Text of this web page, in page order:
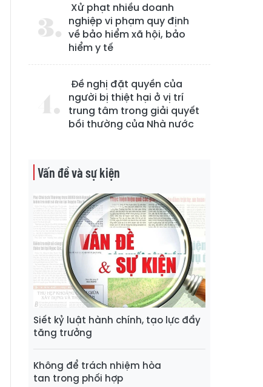
Xử phạt nhiều doanh
nghiệp vi phạm quy định
về bảo hiểm xã hội, bảo
hiểm y tế
Đề nghị đặt quyền của
người bị thiệt hại ở vị trí
trung tâm trong giải quyết
bồi thường của Nhà nước
Vấn đề và sự kiện
Siết kỷ luật hành chính, tạo lực đẩy
tăng trưởng
Không để trách nhiệm hòa
tan trong phối hợp